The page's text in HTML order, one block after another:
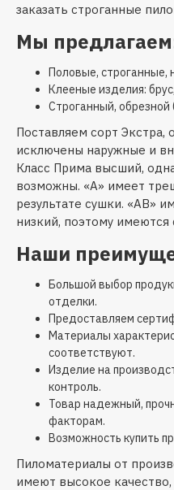
заказать строганные
Мы
Половые, строганные,
Клееные изделия:
Строганный,
Поставляем сорт Экстра,
исключены наружные и
Класс Прима высший,
возможны. «А» имеет
результате сушки. «АВ»
низкий, поэтому имеются
Наши
Большой выбор
отделки.
Предоставляем
Материалы
соответствуют.
Изделие на
контроль.
Товар надежный,
факторам.
Возможность купить
Пиломатериалы от
имеют высокое